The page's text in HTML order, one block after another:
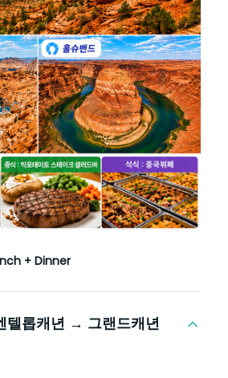
+ Dinner
텔롭캐년 → 그랜드캐년